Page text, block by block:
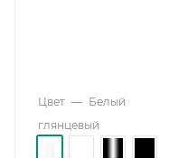
Цвет — Белый
глянцевый